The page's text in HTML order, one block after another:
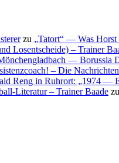
zu „Tatort“ — Was Horst
Losentscheide) – Trainer
—
– Die Nachrichten
Reng in Ruhrort: „1974 —
Literatur – Trainer Baade zu